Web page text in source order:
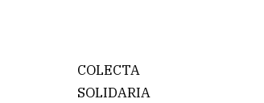
COLECTA
SOLIDARIA